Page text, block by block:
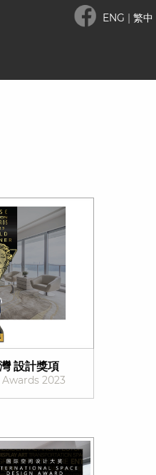
ENG | 繁中
設計獎項
2023